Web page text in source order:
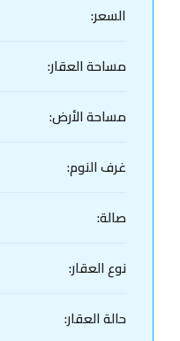
السعر:
مساحة العقار:
مساحة الأرض:
غرف النوم:
صالة:
نوع العقار:
حالة العقار: